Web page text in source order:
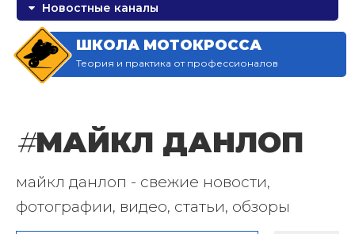
Новостные каналы
ШКОЛА МОТОКРОССА
Теория и практика от профессионалов
#МАЙКЛ ДАНЛОП
майкл данлоп - свежие новости,
фотографии, видео, статьи, обзоры